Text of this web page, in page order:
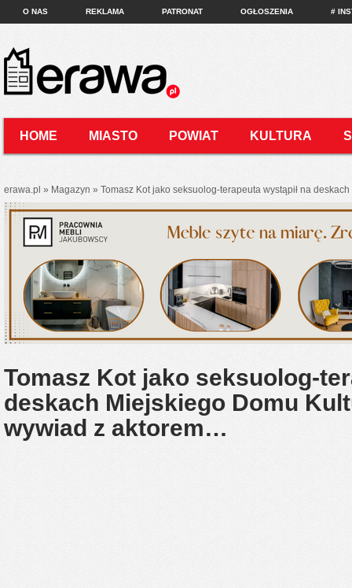
O NAS REKLAMA PATRONAT OGŁOSZENIA #
HOME MIASTO POWIAT KULTURA
erawa.pl » Magazyn » Tomasz Kot jako seksuolog-terapeuta wystąpił na
Tomasz Kot jako seksuolog-
deskach Miejskiego Domu
wywiad z aktorem…